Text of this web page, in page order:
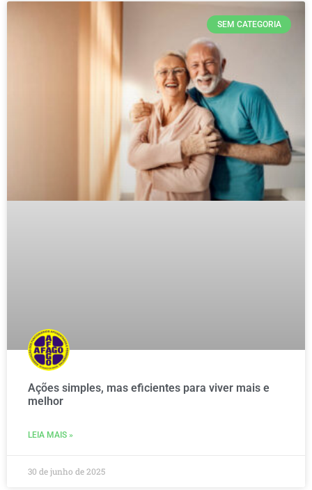
SEM CATEGORIA
Ações simples, mas eficientes para viver mais e
melhor
LEIA MAIS »
30 de junho de 2025